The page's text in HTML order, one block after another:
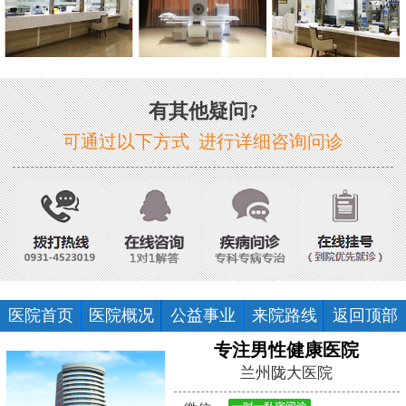
有其他疑问?
可通过以下方式 进行详细咨询问诊
医院首页 医院概况 公益事业 来院路线 返回顶部
专注男性健康医院
兰州陇大医院